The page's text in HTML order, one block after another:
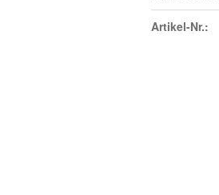
Artikel-Nr.: